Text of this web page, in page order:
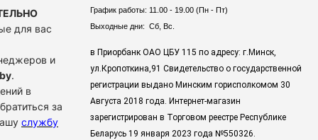
для вас
и
.
в
за
службу
График работы: 11.00 - 19.00 (Пн - Пт)
Выходные дни: Сб, Вс.
в Приорбанк ОАО ЦБУ 115 по адресу: г.Минск,
ул.Кропоткина,91 Свидетельство о государственной
регистрации выдано Минским горисполкомом 30
Августа 2018 года. Интернет-магазин
зарегистрирован в Торговом реестре Республике
Беларусь 19 января 2023 года №550326.